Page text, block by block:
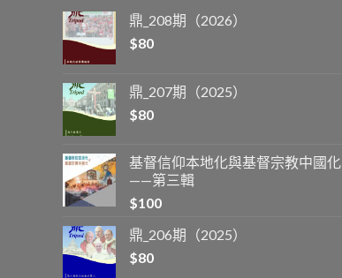
鼎_208期（2026）
$80
鼎_207期（2025）
$80
基督信仰本地化與基督宗教中國化
——第三輯
$100
鼎_206期（2025）
$80